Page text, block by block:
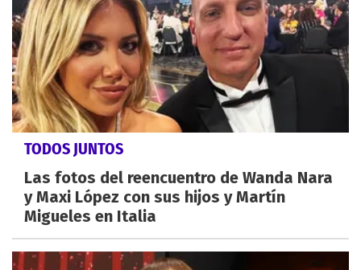
TODOS JUNTOS
Las fotos del reencuentro de Wanda Nara
y Maxi López con sus hijos y Martín
Migueles en Italia